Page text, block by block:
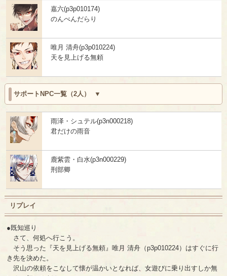
嘉六(p3p010174)
のんべんだらり
唯月 清舟(p3p010224)
天を見上げる無頼
サポートNPC一覧（2人）
雨泽・シュテル(p3n000218)
君だけの雨音
鹿紫雲・白水(p3n000229)
刑部卿
リプレイ
●既知巡り
さて、何処へ行こう。
そう思った『天を見上げる無頼』唯月 清舟（p3p010224）はすぐに行
き先を決めた。
沢山の依頼をこなして懐が温かいとなれば、女遊びに乗り出すしか無